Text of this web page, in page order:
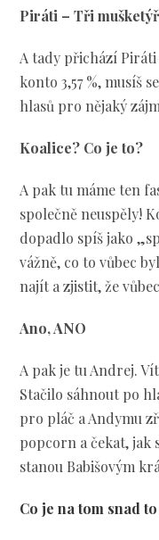
Piráti – Tři
A tady přichází
konto 3,57 %, musíš
hlasů pro nějaký
Koalice? Co je to?
A pak tu máme ten
společně neuspěly!
dopadlo spíš jako
vážně, co to vůbec
najít a zjistit, že
Ano, ANO
A pak je tu Andrej.
Stačilo sáhnout po
pro pláč a Andymu
popcorn a čekat, jak
stanou Babišovým
Co je na tom snad